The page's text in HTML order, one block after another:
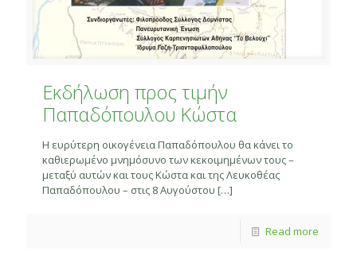
Εκδήλωση προς τιμήν
Παπαδόπουλου Κώστα
Η ευρύτερη οικογένεια Παπαδόπουλου θα κάνει το
καθιερωμένο μνημόσυνο των κεκοιμημένων τους –
μεταξύ αυτών και τους Κώστα και της Λευκοθέας
Παπαδόπουλου – στις 8 Αυγούστου […]
Read more